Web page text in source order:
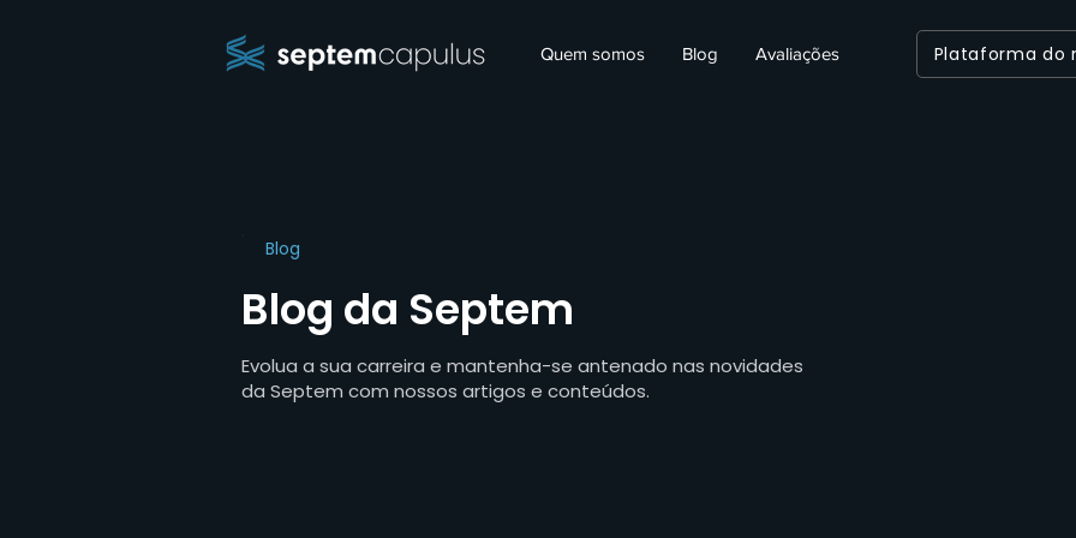
Quem somos Blog Avaliações Plataforma do
Blog
Blog da Septem
Evolua a sua carreira e mantenha-se antenado nas novidades
da Septem com nossos artigos e conteúdos.